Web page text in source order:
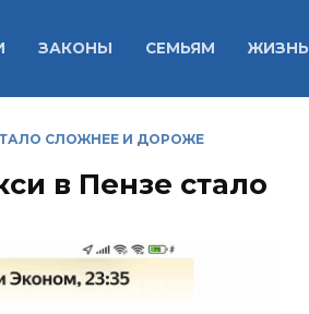
ЗАКОНЫ СЕМЬЯМ ЖИЗНЬ
СЛОЖНЕЕ И ДОРОЖЕ
в Пензе стало